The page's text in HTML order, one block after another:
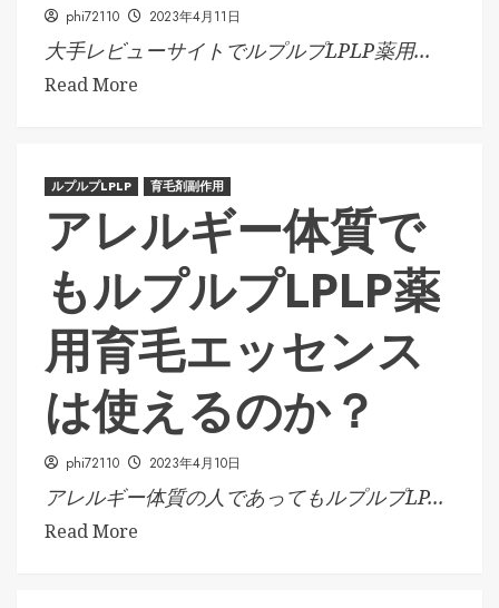
phi72110 2023年4月11日
大手レビューサイトでルプルプLPLP薬用...
Read More
ルプルプLPLP 育毛剤副作用
アレルギー体質で
もルプルプLPLP薬
用育毛エッセンス
は使えるのか？
phi72110 2023年4月10日
アレルギー体質の人であってもルプルプLP...
Read More